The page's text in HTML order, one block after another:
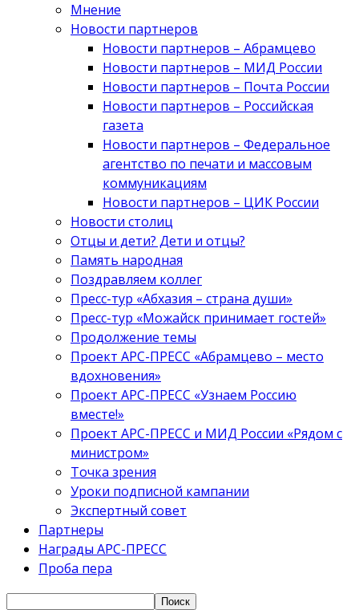
Мнение
Новости партнеров
Новости партнеров – Абрамцево
Новости партнеров – МИД России
Новости партнеров – Почта России
Новости партнеров – Российская
газета
Новости партнеров – Федеральное
агентство по печати и массовым
коммуникациям
Новости партнеров – ЦИК России
Новости столиц
Отцы и дети? Дети и отцы?
Память народная
Поздравляем коллег
Пресс-тур «Абхазия – страна души»
Пресс-тур «Можайск принимает гостей»
Продолжение темы
Проект АРС-ПРЕСС «Абрамцево – место
вдохновения»
Проект АРС-ПРЕСС «Узнаем Россию
вместе!»
Проект АРС-ПРЕСС и МИД России «Рядом с
министром»
Точка зрения
Уроки подписной кампании
Экспертный совет
Партнеры
Награды АРС-ПРЕСС
Проба пера